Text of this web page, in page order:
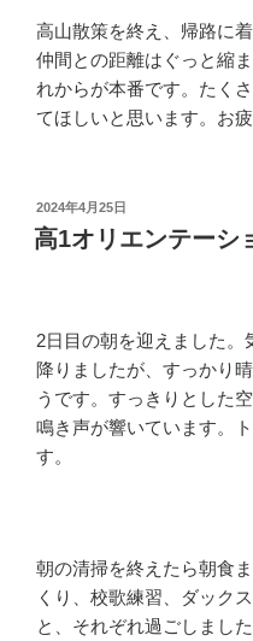
高山散策を終え、帰路に
仲間との距離はぐっと縮
れからが本番です。たく
てほしいと思います。お
投
稿
日:
2024年4月25日
高1オリエンテーシ
2日目の朝を迎えました
降りましたが、すっかり
うです。すっきりとした
鳴き声が響いています。
す。
朝の清掃を終えたら朝食
くり、校歌練習、ダック
と、それぞれ過ごしました